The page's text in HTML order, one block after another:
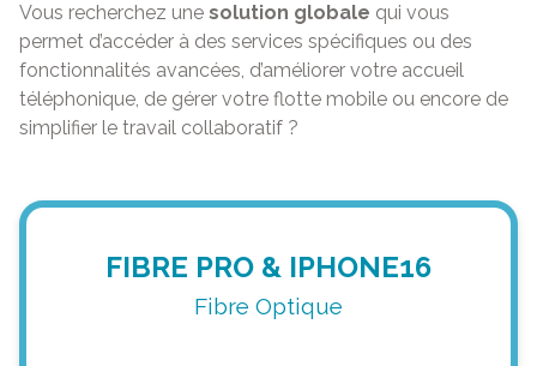
Vous recherchez une solution globale qui vous
permet d’accéder à des services spécifiques ou des
fonctionnalités avancées, d’améliorer votre accueil
téléphonique, de gérer votre flotte mobile ou encore de
simplifier le travail collaboratif ?
FIBRE PRO & IPHONE16
Fibre Optique